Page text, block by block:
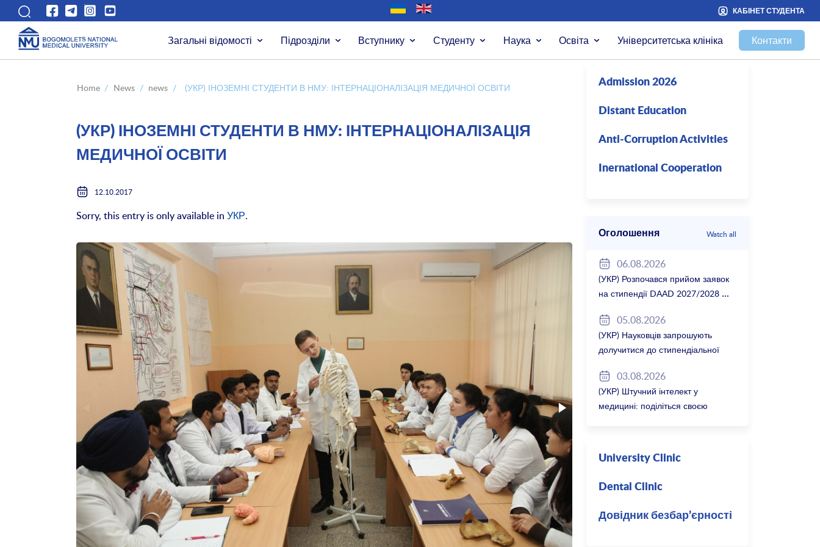
КАБІНЕТ СТУДЕНТА
Загальні відомості Підрозділи Вступнику Студенту Наука Освіта Університетська клініка Контакти
Home / News / news / (УКР) ІНОЗЕМНІ СТУДЕНТИ В НМУ: ІНТЕРНАЦІОНАЛІЗАЦІЯ МЕДИЧНОЇ ОСВІТИ
(УКР) ІНОЗЕМНІ СТУДЕНТИ В НМУ: ІНТЕРНАЦІОНАЛІЗАЦІЯ
МЕДИЧНОЇ ОСВІТИ
12.10.2017
Sorry, this entry is only available inУКР.
Admission 2026
Distant Education
Anti-Corruption Activities
Inernational Cooperation
Оголошення Watch all
06.08.2026
(УКР) Розпочався прийом заявок
на стипендії DAAD 2027/2028
05.08.2026
(УКР) Науковців запрошують
долучитися до стипендіальної
Баварія 2027/28
03.08.2026
(УКР) Штучний інтелект у
медицині: поділіться своєю
University Clinic
Dental Clinic
Довідник безбар’єрності